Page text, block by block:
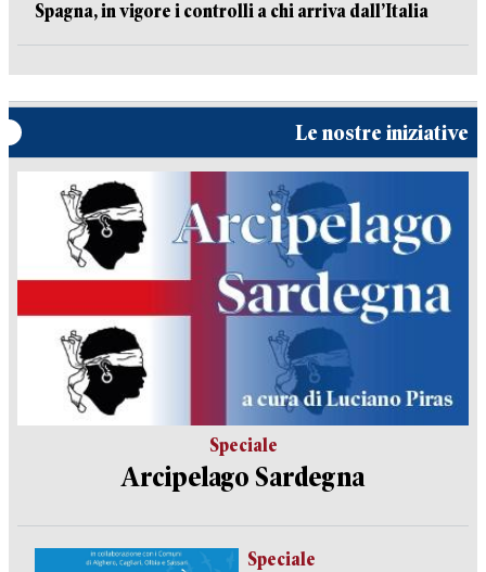
Spagna, in vigore i controlli a chi arriva dall’Italia
Le nostre iniziative
Speciale
Arcipelago Sardegna
Speciale